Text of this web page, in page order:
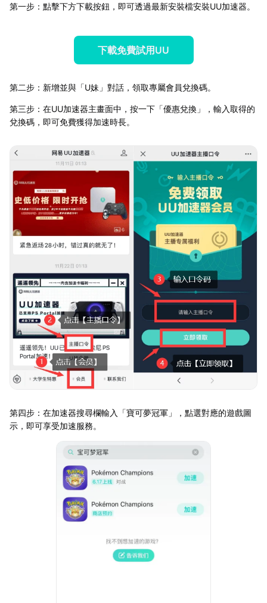
第一步：點擊下方下載按鈕，即可透過最新安裝檔安裝UU加速器。
下載免費試用UU
第二步：新增並與「U妹」對話，領取專屬會員兌換碼。
第三步：在UU加速器主畫面中，按一下「優惠兌換」，輸入取得的
兌換碼，即可免費獲得加速時長。
第四步：在加速器搜尋欄輸入「寶可夢冠軍」，點選對應的遊戲圖
示，即可享受加速服務。